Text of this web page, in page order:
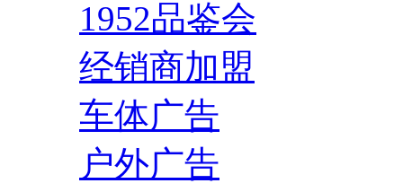
1952品鉴会
经销商加盟
车体广告
户外广告